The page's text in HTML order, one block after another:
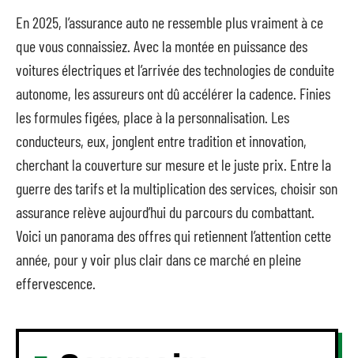
En 2025, l’assurance auto ne ressemble plus vraiment à ce
que vous connaissiez. Avec la montée en puissance des
voitures électriques et l’arrivée des technologies de conduite
autonome, les assureurs ont dû accélérer la cadence. Finies
les formules figées, place à la personnalisation. Les
conducteurs, eux, jonglent entre tradition et innovation,
cherchant la couverture sur mesure et le juste prix. Entre la
guerre des tarifs et la multiplication des services, choisir son
assurance relève aujourd’hui du parcours du combattant.
Voici un panorama des offres qui retiennent l’attention cette
année, pour y voir plus clair dans ce marché en pleine
effervescence.